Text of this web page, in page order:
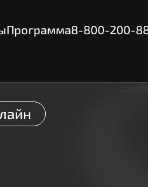
Программа8-800-200-